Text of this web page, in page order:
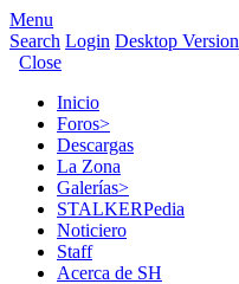
Menu
Search Login Desktop Version
Close
Inicio
Foros>
Descargas
La Zona
Galerías>
STALKERPedia
Noticiero
Staff
Acerca de SH